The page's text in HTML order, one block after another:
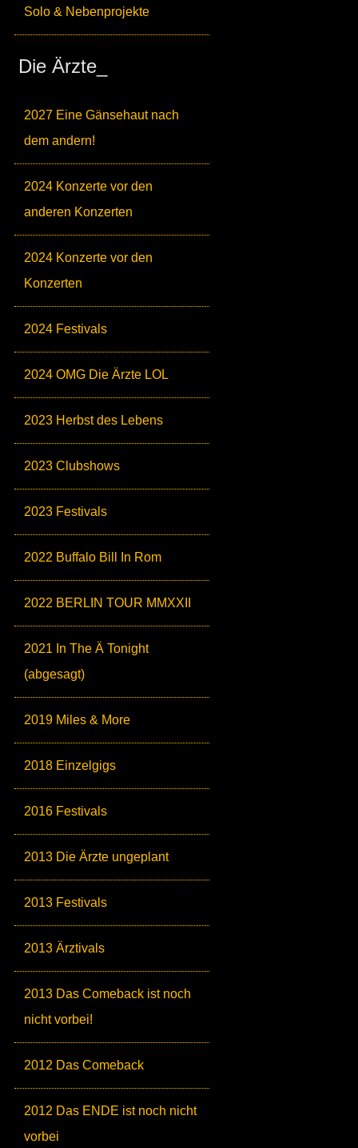
Solo & Nebenprojekte
Die Ärzte_
2027 Eine Gänsehaut nach
dem andern!
2024 Konzerte vor den
anderen Konzerten
2024 Konzerte vor den
Konzerten
2024 Festivals
2024 OMG Die Ärzte LOL
2023 Herbst des Lebens
2023 Clubshows
2023 Festivals
2022 Buffalo Bill In Rom
2022 BERLIN TOUR MMXXII
2021 In The Ä Tonight
(abgesagt)
2019 Miles & More
2018 Einzelgigs
2016 Festivals
2013 Die Ärzte ungeplant
2013 Festivals
2013 Ärztivals
2013 Das Comeback ist noch
nicht vorbei!
2012 Das Comeback
2012 Das ENDE ist noch nicht
vorbei